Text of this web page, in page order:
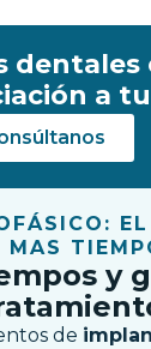
dentales
a
MAS
y
de